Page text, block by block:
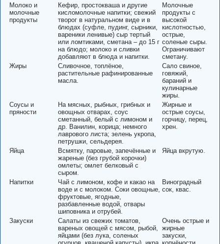
Молоко и
молочные
продукты
Кефир, простокваша и другие
кисломолочные напитки; свежий
творог в натуральном виде и в
блюдах (суфле, пудинг, сырники,
вареники ленивые) сыр тертый
или ломтиками, сметана – до 15 г
на блюдо; молоко и сливки
добавляют в блюда и напитки.
Молочные
продукты с
высокой
кислотностью,
острые,
соленые сыры.
Ограничивают
сметану.
Жиры
Сливочное, топлёное,
растительные рафинированные
масла.
Сало свиное,
говяжий,
бараний и
кулинарные
жиры.
Соусы и
пряности
На мясных, рыбных, грибных и
овощных отварах, соус
сметанный, белый с лимоном и
др. Ванилин, корица; немного
лаврового листа; зелень укропа,
петрушки, сельдерея.
Жирные и
острые соусы,
горчицу, перец,
хрен.
Яйца
Всмятку, паровые, запечённые и
жареные (без грубой корочки)
омлеты; омлет белковый с
сыром.
Яйца вкрутую.
Напитки
Чай с лимоном, кофе и какао на
воде и с молоком. Соки овощные,
фруктовые, ягодные,
разбавленные водой, отвары
шиповника и отрубей.
Виноградный
сок, квас.
Закуски
Салаты из свежих томатов,
вареных овощей с мясом, рыбой,
яйцами (без лука, соленых
Очень острые и
жирные
закуски,